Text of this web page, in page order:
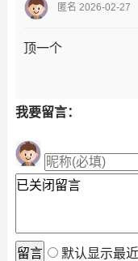
匿名 2026-02-27
顶一个
我要留言：
默认显示最